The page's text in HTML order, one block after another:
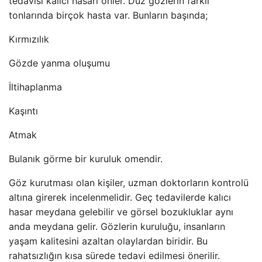
tonlarında birçok hasta var. Bunların başında;
Kırmızılık
Gözde yanma oluşumu
İltihaplanma
Kaşıntı
Atmak
Bulanık görme bir kuruluk omendir.
Göz kurutması olan kişiler, uzman doktorların kontrolü
altına girerek incelenmelidir. Geç tedavilerde kalıcı
hasar meydana gelebilir ve görsel bozukluklar aynı
anda meydana gelir. Gözlerin kuruluğu, insanların
yaşam kalitesini azaltan olaylardan biridir. Bu
rahatsızlığın kısa sürede tedavi edilmesi önerilir.